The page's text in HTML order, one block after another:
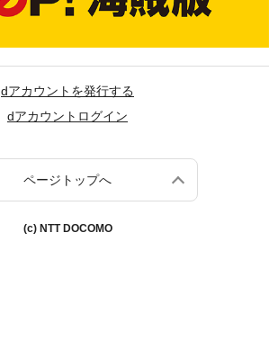
dアカウントを発行する
dアカウントログイン
ページトップへ
(c) NTT DOCOMO